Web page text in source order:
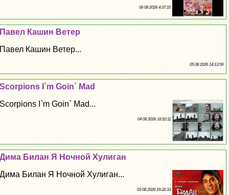
06 08 2026 4:37:10
Павел Кашин Ветер
Павел Кашин Ветер...
05 08 2026 14:13:59
Scorpions I`m Goin` Mad
Scorpions I`m Goin` Mad...
04 08 2026 16:52:11
Дима Билан Я Ночной Xyлиган
Дима Билан Я Ночной Xyлиган...
03 08 2026 19:32:33